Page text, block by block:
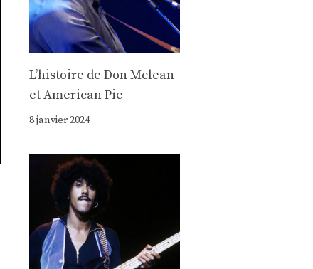
Lʼhistoire de Don Mclean
et American Pie
8 janvier 2024